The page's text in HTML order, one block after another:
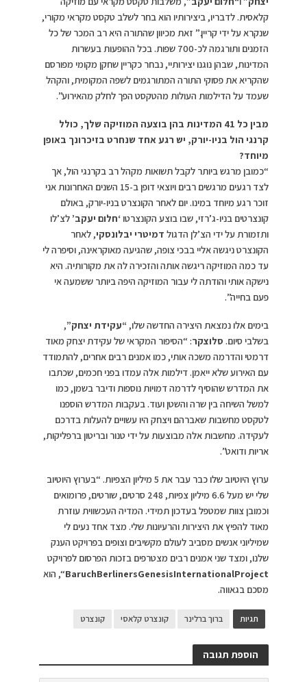
קלאסית. לדבריו, ביצירותיו הוא בחר לשלב טקסט מקראי מקורי,
שנקרא על ידי קריין.” זאת מכיוון שהתורה היא רב המכר של כל
הזמנים ותורגמה לכ-700 שפות. בכל ההופעות בעשרות
המדינות, שבהן נוגנו יצירותיי, נבחר כקריין שחקן מקומי מפורסם
שהקריא את פסוקי התורה המתורגמים לשפה המקומית, והקהל
שעמד על הדילמות העולות מהטקסט הפך לחלק מהאירוע”.
מבין כל 41 המדינות בהן בוצעה המוזיקה שלך, כולל
קרנגי הול בניו-יורק, יש רגע אחד שנחרט בזיכרונך באופן
מיוחד?
“כמובן מרגש ביותר לקבל תשואות מקהל רב בקרנגי הול, אך
לצד רגעים מרגשים רבים ויוצאי דופן ב-15 השנים האחרונות אני
זוכר רגע מיוחד במינו. יום לאחר הקונצרט בניו-יורק, באולם
קונצרטים בניו-ג’רזי, שבו בוצע הקונצרטו‘חלום יעקב’לצ’לו
ותזמורת על ידי הצ’לן הדגול דמיטרי יבלונסקי, לאחר
הקונצרט ניגשה אליי בבכי צופה, שהגיעה מאוקראינה, וסיפרה לי
עד כמה המוזיקה ריגשה אותה והזכירה לה את מקורותיה. היא
נישקה אותי והודתה לי עבור המוזיקה היפה ביותר ששמעה אי
פעם בחייה”.
בימים אלו נמצאת היצירה החדשה שלו,“עקידת יצחק”,
בשלבי סיום. סלוצקר: “הסיפור המקראי של עקידת יצחק מאוד
דרמטי והדרמה משכה אותי, כמו אמנים רבים אחרים, להתמודד
עם האירוע שלא ייאמן. דילמות אלה עמדו בפני חכמים, שכתבו
את המדרש שהוסיף לדרמה דמויות נוספות ודיבר בשמן, כמו
למשל השיחה בין שרה והשטן ועוד. בעקבות המדרש הוספנו
לטקסט מחשבות שאברהם ויצחק היו עשויים להעלות בדרכם
לעקידה. מחשבות אלה מבוצעות על ידי טנור ובריטון ברפליקות,
אריות ודואט”.
ערוץ היוטיוב שלו כבר עבר את 5 מיליון הצפיות. “בערוץ היוטיוב
שלי יש מעל 6.6 מיליון צפיות, 248 סרטים, שורטים, פרומואים
וכמובן צוות שמטפל בעדכון תמידי. המדיה העכשווית עוזרת
מאוד להפיץ את היצירות והרעיונות שלי. מצד אחד נעים לי
שמיליוני אנשים מסביב לעולם מקשיבים וצופים בפרויקט הענק
שלנו, ומצד שני אמנים רבים מצטרפים בזכות הפרסום לפרויקט
BaruchBerlinersGenesisInternationalProject“, הוא
מסכם בגאווה.
תגיות ברוך ברלינר קונצרט קלאסי קונצרט
הוספת תגובה